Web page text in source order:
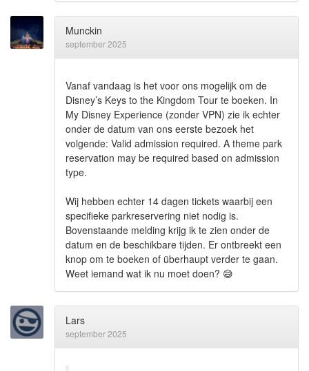
Munckin
september 2025
Vanaf vandaag is het voor ons mogelijk om de
Disney’s Keys to the Kingdom Tour te boeken. In
My Disney Experience (zonder VPN) zie ik echter
onder de datum van ons eerste bezoek het
volgende: Valid admission required. A theme park
reservation may be required based on admission
type.
Wij hebben echter 14 dagen tickets waarbij een
specifieke parkreservering niet nodig is.
Bovenstaande melding krijg ik te zien onder de
datum en de beschikbare tijden. Er ontbreekt een
knop om te boeken of überhaupt verder te gaan.
Weet iemand wat ik nu moet doen? 😅
Lars
september 2025